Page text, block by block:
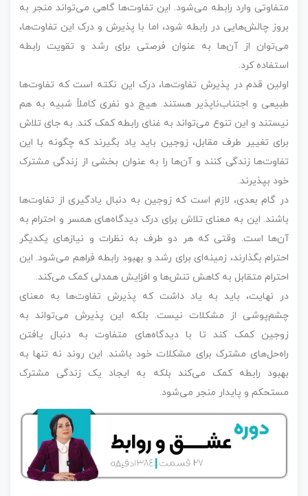
متفاوتی وارد رابطه می‌شود. این تفاوت‌ها گاهی می‌تواند منجر به
بروز چالش‌هایی در رابطه شود، اما با پذیرش و درک این تفاوت‌ها،
می‌توان از آن‌ها به عنوان فرصتی برای رشد و تقویت رابطه
استفاده کرد.
اولین قدم در پذیرش تفاوت‌ها، درک این نکته است که تفاوت‌ها
طبیعی و اجتناب‌ناپذیر هستند. هیچ دو نفری کاملاً شبیه به هم
نیستند و این تنوع می‌تواند به غنای رابطه کمک کند. به جای تلاش
برای تغییر طرف مقابل، زوجین باید یاد بگیرند که چگونه با این
تفاوت‌ها زندگی کنند و آن‌ها را به عنوان بخشی از زندگی مشترک
خود بپذیرند.
در گام بعدی، لازم است که زوجین به دنبال یادگیری از تفاوت‌ها
باشند. این به معنای تلاش برای درک دیدگاه‌های همسر و احترام به
آن‌ها است. وقتی که هر دو طرف به نظرات و نیازهای یکدیگر
احترام بگذارند، زمینه‌ای برای رشد و بهبود رابطه فراهم می‌شود. این
احترام متقابل به کاهش تنش‌ها و افزایش همدلی کمک می‌کند.
در نهایت، باید به یاد داشت که پذیرش تفاوت‌ها به معنای
چشم‌پوشی از مشکلات نیست. بلکه این پذیرش می‌تواند به
زوجین کمک کند تا با دیدگاه‌های متفاوت به دنبال یافتن
راه‌حل‌های مشترک برای مشکلات خود باشند. این روند نه تنها به
بهبود رابطه کمک می‌کند بلکه به ایجاد یک زندگی مشترک
مستحکم و پایدار منجر می‌شود.